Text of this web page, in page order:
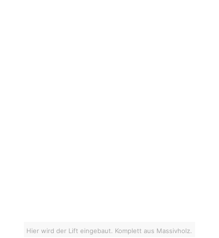
Hier wird der Lift eingebaut. Komplett aus Massivholz.